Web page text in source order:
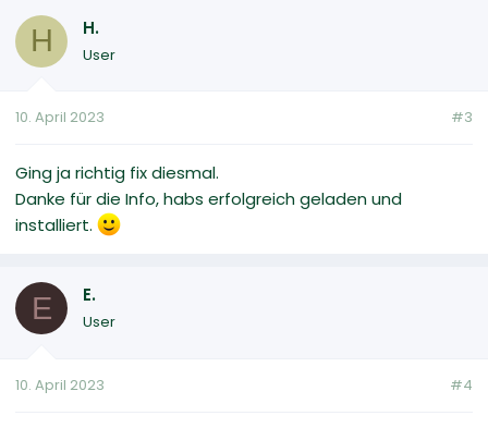
H H.
User
10. April 2023 #3
Ging ja richtig fix diesmal.
Danke für die Info, habs erfolgreich geladen und
installiert.
E E.
User
10. April 2023 #4